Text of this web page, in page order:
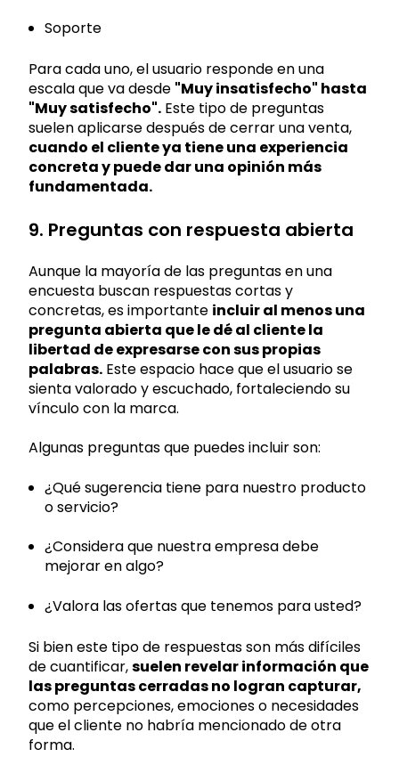
Soporte
Para cada uno, el usuario responde en una
escala que va desde "Muy insatisfecho" hasta
"Muy satisfecho". Este tipo de preguntas
suelen aplicarse después de cerrar una venta,
cuando el cliente ya tiene una experiencia
concreta y puede dar una opinión más
fundamentada.
9. Preguntas con respuesta abierta
Aunque la mayoría de las preguntas en una
encuesta buscan respuestas cortas y
concretas, es importante incluir al menos una
pregunta abierta que le dé al cliente la
libertad de expresarse con sus propias
palabras. Este espacio hace que el usuario se
sienta valorado y escuchado, fortaleciendo su
vínculo con la marca.
Algunas preguntas que puedes incluir son:
¿Qué sugerencia tiene para nuestro producto
o servicio?
¿Considera que nuestra empresa debe
mejorar en algo?
¿Valora las ofertas que tenemos para usted?
Si bien este tipo de respuestas son más difíciles
de cuantificar,suelen revelar información que
las preguntas cerradas no logran capturar,
como percepciones, emociones o necesidades
que el cliente no habría mencionado de otra
forma.